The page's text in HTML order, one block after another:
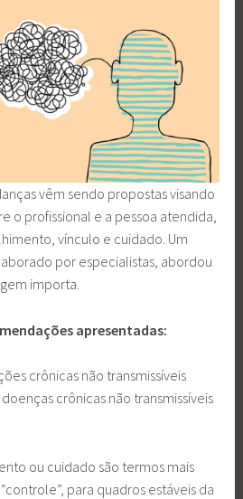
vêm sendo propostas visando
o profissional e a pessoa atendida,
vínculo e cuidado. Um
por especialistas, abordou
importa.
apresentadas:
crônicas não transmissíveis
doenças crônicas não transmissíveis
ou cuidado são termos mais
para quadros estáveis da